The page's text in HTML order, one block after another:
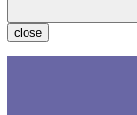
close